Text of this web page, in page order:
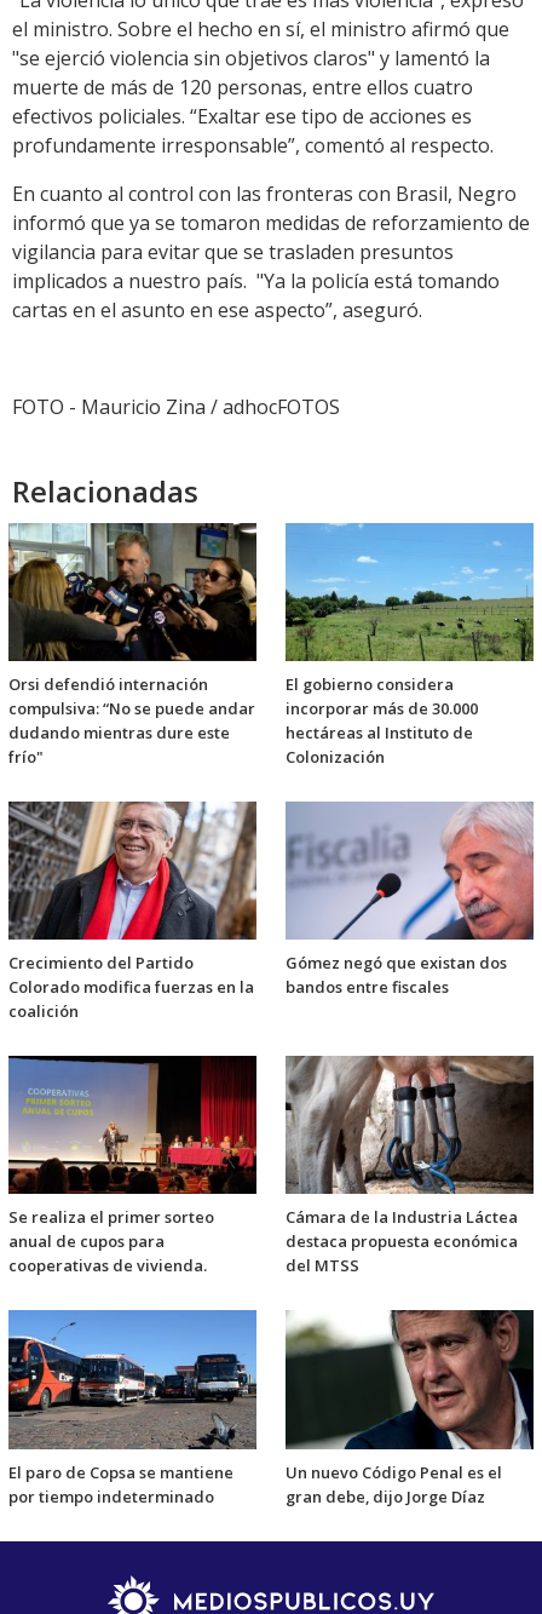
el ministro. Sobre el hecho en sí, el ministro afirmó que
"se ejerció violencia sin objetivos claros" y lamentó la
muerte de más de 120 personas, entre ellos cuatro
efectivos policiales. “Exaltar ese tipo de acciones es
profundamente irresponsable”, comentó al respecto.
En cuanto al control con las fronteras con Brasil, Negro
informó que ya se tomaron medidas de reforzamiento de
vigilancia para evitar que se trasladen presuntos
implicados a nuestro país. "Ya la policía está tomando
cartas en el asunto en ese aspecto”, aseguró.
FOTO - Mauricio Zina / adhocFOTOS
Relacionadas
Orsi defendió internación
compulsiva: “No se puede andar
dudando mientras dure este
frío"
El gobierno considera
incorporar más de 30.000
hectáreas al Instituto de
Colonización
Crecimiento del Partido
Colorado modifica fuerzas en la
coalición
Gómez negó que existan dos
bandos entre fiscales
Se realiza el primer sorteo
anual de cupos para
cooperativas de vivienda.
Cámara de la Industria Láctea
destaca propuesta económica
del MTSS
El paro de Copsa se mantiene
por tiempo indeterminado
Un nuevo Código Penal es el
gran debe, dijo Jorge Díaz